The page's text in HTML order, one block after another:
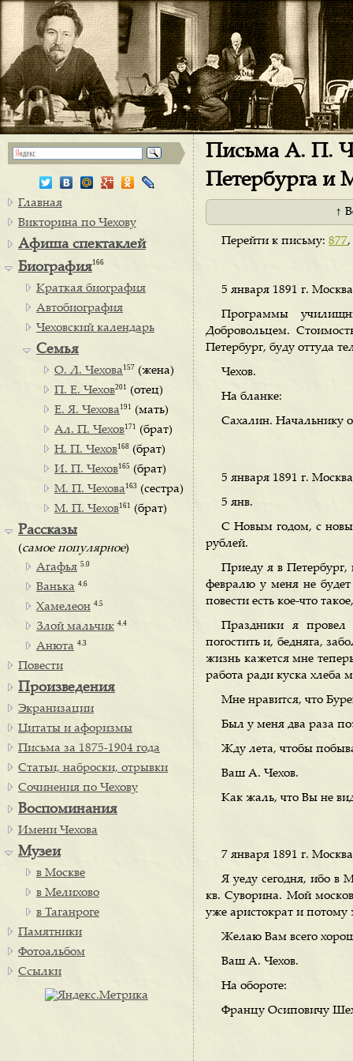
Письма А. П.
Петербурга и
↑
Перейти к письму: 877,
5 января 1891 г.
Программы
Добровольцем.
Петербург, буду оттуда
Чехов.
На бланке:
Сахалин. Начальнику
5 января 1891 г.
5 янв.
С Новым годом, с
рублей.
Приеду я в Петербург,
февралю у меня не
повести есть кое-что
Праздники я провел
погостить и, бедняга,
жизнь кажется мне
работа ради куска хлеба
Мне нравится, что
Был у меня два раза
Жду лета, чтобы
Ваш А. Чехов.
Как жаль, что Вы не
7 января 1891 г.
Я уеду сегодня, ибо в
кв. Суворина. Мой
уже аристократ и потому
Желаю Вам всего
Ваш А. Чехов.
На обороте:
Францу Осиповичу
Главная
Викторина по Чехову
Афиша спектаклей
Биография166
Краткая биография
Автобиография
Чеховский календарь
Семья
О. Л. Чехова 157 (жена)
П. Е. Чехов201 (отец)
Е. Я. Чехова 191 (мать)
Ал. П. Чехов171 (брат)
Н. П. Чехов168 (брат)
И. П. Чехов165 (брат)
М. П. Чехова 163 (сестра)
М. П. Чехов161 (брат)
Рассказы
(самое популярное)
Агафья 5.0
Ванька 4.6
Хамелеон 4.5
Злой мальчик 4.4
Анюта 4.3
Повести
Произведения
Экранизации
Цитаты и афоризмы
Письма за 1875-1904 года
Статьи, наброски, отрывки
Сочинения по Чехову
Воспоминания
Имени Чехова
Музеи
в Москве
в Мелихово
в Таганроге
Памятники
Фотоальбом
Ссылки